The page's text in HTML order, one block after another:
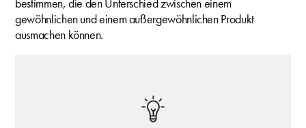
gewöhnlichen und einem außergewöhnlichen Produkt
ausmachen können.